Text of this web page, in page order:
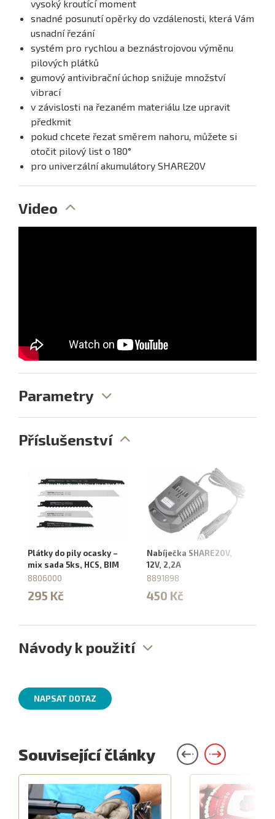
vysoký kroutící moment
snadné posunutí opěrky do vzdálenosti, která Vám
usnadní řezání
systém pro rychlou a beznástrojovou výměnu
pilových plátků
gumový antivibrační úchop snižuje množství
vibrací
v závislosti na řezaném materiálu lze upravit
předkmit
pokud chcete řezat směrem nahoru, můžete si
otočit pilový list o 180°
pro univerzální akumulátory SHARE20V
Video
Parametry
Příslušenství
Plátky do pily ocasky –
mix sada 5ks, HCS, BIM
8806000
295 Kč
Nabíječka SHARE20V,
12V, 2,2A
8891898
450 Kč
Návody k použití
NAPSAT DOTAZ
Související články